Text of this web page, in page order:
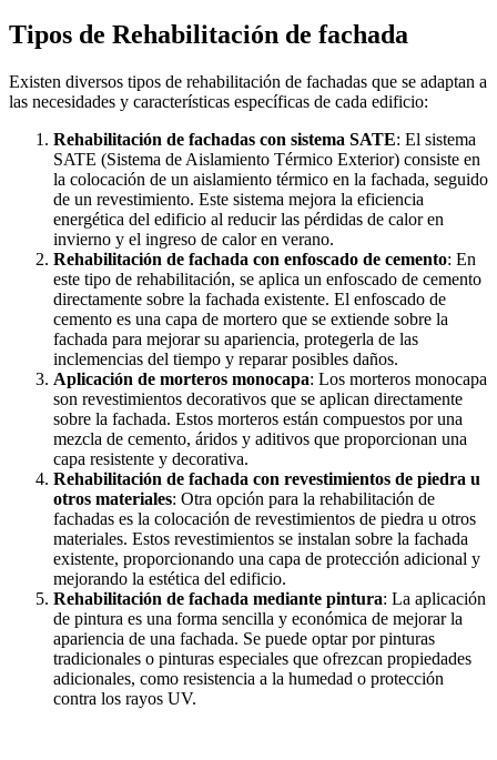
Tipos de Rehabilitación de fachada
Existen diversos tipos de rehabilitación de fachadas que se adaptan a
las necesidades y características específicas de cada edificio:
Rehabilitación de fachadas con sistema SATE: El sistema
SATE (Sistema de Aislamiento Térmico Exterior) consiste en
la colocación de un aislamiento térmico en la fachada, seguido
de un revestimiento. Este sistema mejora la eficiencia
energética del edificio al reducir las pérdidas de calor en
invierno y el ingreso de calor en verano.
Rehabilitación de fachada con enfoscado de cemento: En
este tipo de rehabilitación, se aplica un enfoscado de cemento
directamente sobre la fachada existente. El enfoscado de
cemento es una capa de mortero que se extiende sobre la
fachada para mejorar su apariencia, protegerla de las
inclemencias del tiempo y reparar posibles daños.
Aplicación de morteros monocapa: Los morteros monocapa
son revestimientos decorativos que se aplican directamente
sobre la fachada. Estos morteros están compuestos por una
mezcla de cemento, áridos y aditivos que proporcionan una
capa resistente y decorativa.
Rehabilitación de fachada con revestimientos de piedra u
otros materiales: Otra opción para la rehabilitación de
fachadas es la colocación de revestimientos de piedra u otros
materiales. Estos revestimientos se instalan sobre la fachada
existente, proporcionando una capa de protección adicional y
mejorando la estética del edificio.
Rehabilitación de fachada mediante pintura: La aplicación
de pintura es una forma sencilla y económica de mejorar la
apariencia de una fachada. Se puede optar por pinturas
tradicionales o pinturas especiales que ofrezcan propiedades
adicionales, como resistencia a la humedad o protección
contra los rayos UV.